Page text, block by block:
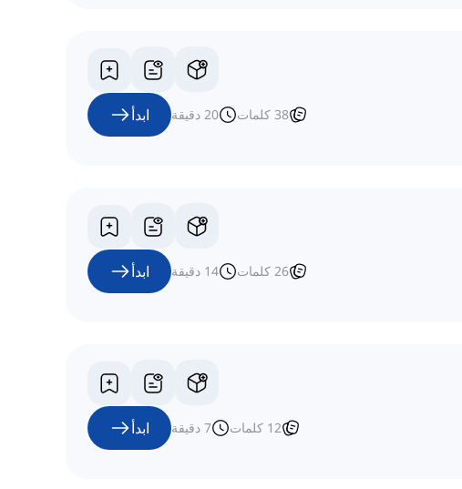
38 كلمات 20 دقيقة ابدأ
26 كلمات 14 دقيقة ابدأ
12 كلمات 7 دقيقة ابدأ